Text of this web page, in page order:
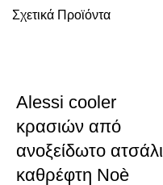
Σχετικά Προϊόντα
Alessi cooler
κρασιών από
ανοξείδωτο ατσάλι
καθρέφτη Noè